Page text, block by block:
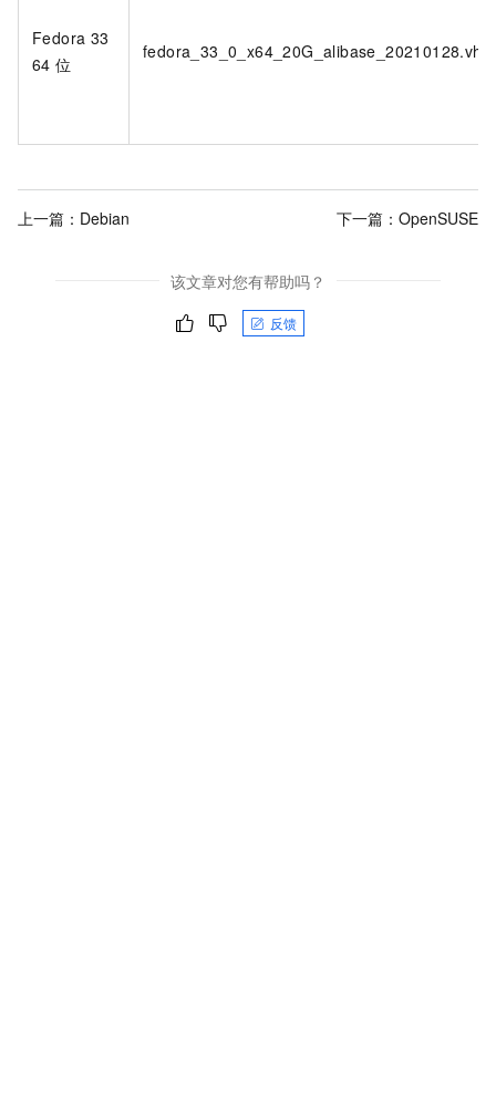
Fedora 33
64 位
fedora_33_0_x64_20G_alibase_20210128.vhd
上一篇： Debian 下一篇： OpenSUSE
该文章对您有帮助吗？
反馈